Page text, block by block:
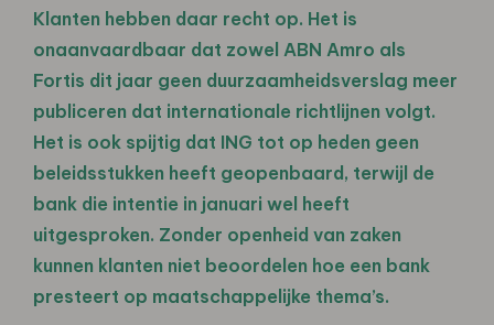
Klanten hebben daar recht op. Het is
onaanvaardbaar dat zowel ABN Amro als
Fortis dit jaar geen duurzaamheidsverslag meer
publiceren dat internationale richtlijnen volgt.
Het is ook spijtig dat ING tot op heden geen
beleidsstukken heeft geopenbaard, terwijl de
bank die intentie in januari wel heeft
uitgesproken. Zonder openheid van zaken
kunnen klanten niet beoordelen hoe een bank
presteert op maatschappelijke thema’s.